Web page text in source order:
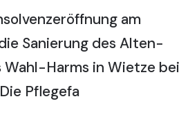
am
Sanierung des Alten-
Wahl-Harms in Wietze bei
Pflegefa